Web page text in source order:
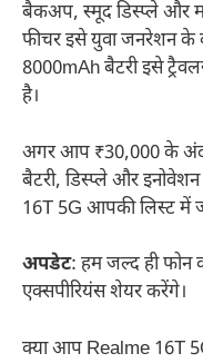
बैकअप, स्मूद डिस्प्ले और
फीचर इसे युवा जनरेशन के
8000mAh बैटरी इसे
है।
अगर आप ₹30,000 के
बैटरी, डिस्प्ले और
16T 5G आपकी लिस्ट में
अपडेट: हम जल्द ही फोन
एक्सपीरियंस शेयर करेंगे।
क्या आप Realme 16T